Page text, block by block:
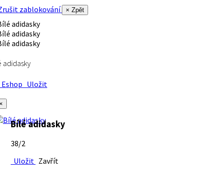
zablokování
× Zpět
adidasky
Uložit
Bílé adidasky
38/2
Uložit Zavřít